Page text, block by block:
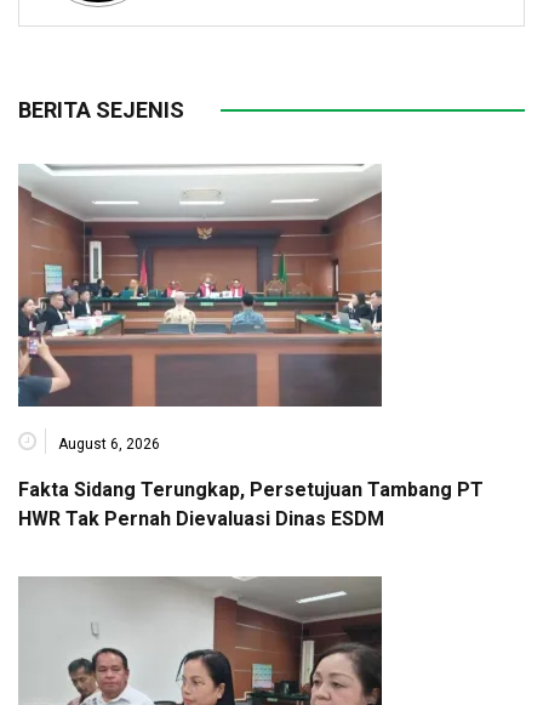
BERITA SEJENIS
August 6, 2026
Fakta Sidang Terungkap, Persetujuan Tambang PT
HWR Tak Pernah Dievaluasi Dinas ESDM